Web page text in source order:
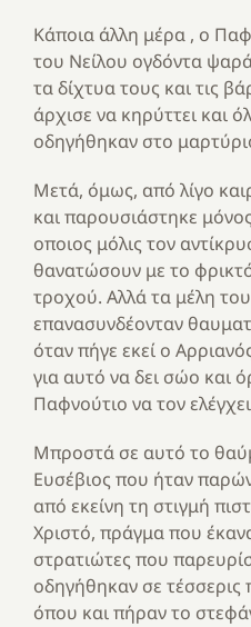
Κάποια άλλη μέρα , ο
του Νείλου ογδόντα
τα δίχτυα τους και τις
άρχισε να κηρύττει και
οδηγήθηκαν στο
Μετά, όμως, από λίγο
και παρουσιάστηκε
οποιος μόλις τον
θανατώσουν με το
τροχού. Αλλά τα μέλη
επανασυνδέονταν
όταν πήγε εκεί ο
για αυτό να δει σώο και
Παφνούτιο να τον
Μπροστά σε αυτό το
Ευσέβιος που ήταν
από εκείνη τη στιγμή
Χριστό, πράγμα που
στρατιώτες που
οδηγήθηκαν σε
όπου και πήραν το